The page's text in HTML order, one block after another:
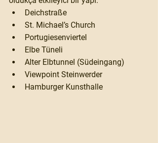
Deichstraße
St. Michael’s Church
Portugiesenviertel
Elbe Tüneli
Alter Elbtunnel (Südeingang)
Viewpoint Steinwerder
Hamburger Kunsthalle